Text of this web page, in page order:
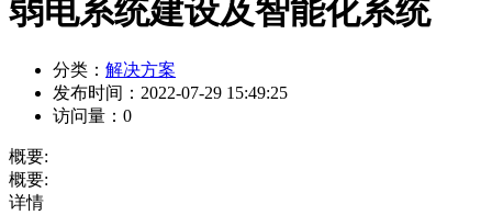
弱电系统建设及智能化系统
分类： 解决方案
发布时间： 2022-07-29 15:49:25
访问量： 0
概要:
概要:
详情